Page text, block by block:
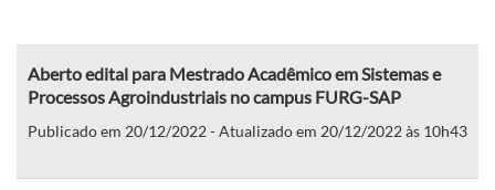
Aberto edital para Mestrado Acadêmico em Sistemas e
Processos Agroindustriais no campus FURG-SAP
Publicado em 20/12/2022 - Atualizado em 20/12/2022 às 10h43